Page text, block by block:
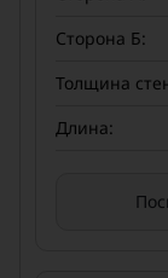
Сторона Б:
Толщина
Длина: